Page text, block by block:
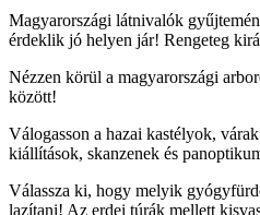
Magyarországi látnivalók
érdeklik jó helyen jár! Rengeteg
Nézzen körül a magyarországi
között!
Válogasson a hazai kastélyok,
kiállítások, skanzenek és
Válassza ki, hogy melyik
lazítani! Az erdei túrák mellett